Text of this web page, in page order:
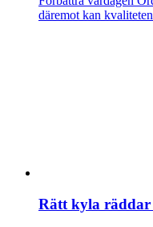
däremot kan
Rätt kyla räddar